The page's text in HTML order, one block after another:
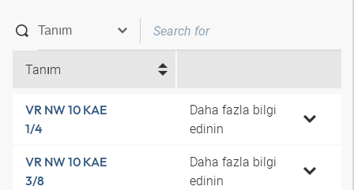
Tanım
VR NW 10 KAE
1/4
Daha fazla bilgi
edinin
VR NW 10 KAE
3/8
Daha fazla bilgi
edinin